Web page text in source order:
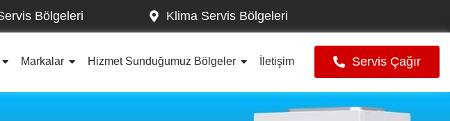
Bölgeleri Klima Servis Bölgeleri
Markalar Hizmet Sunduğumuz Bölgeler İletişim Servis Çağır